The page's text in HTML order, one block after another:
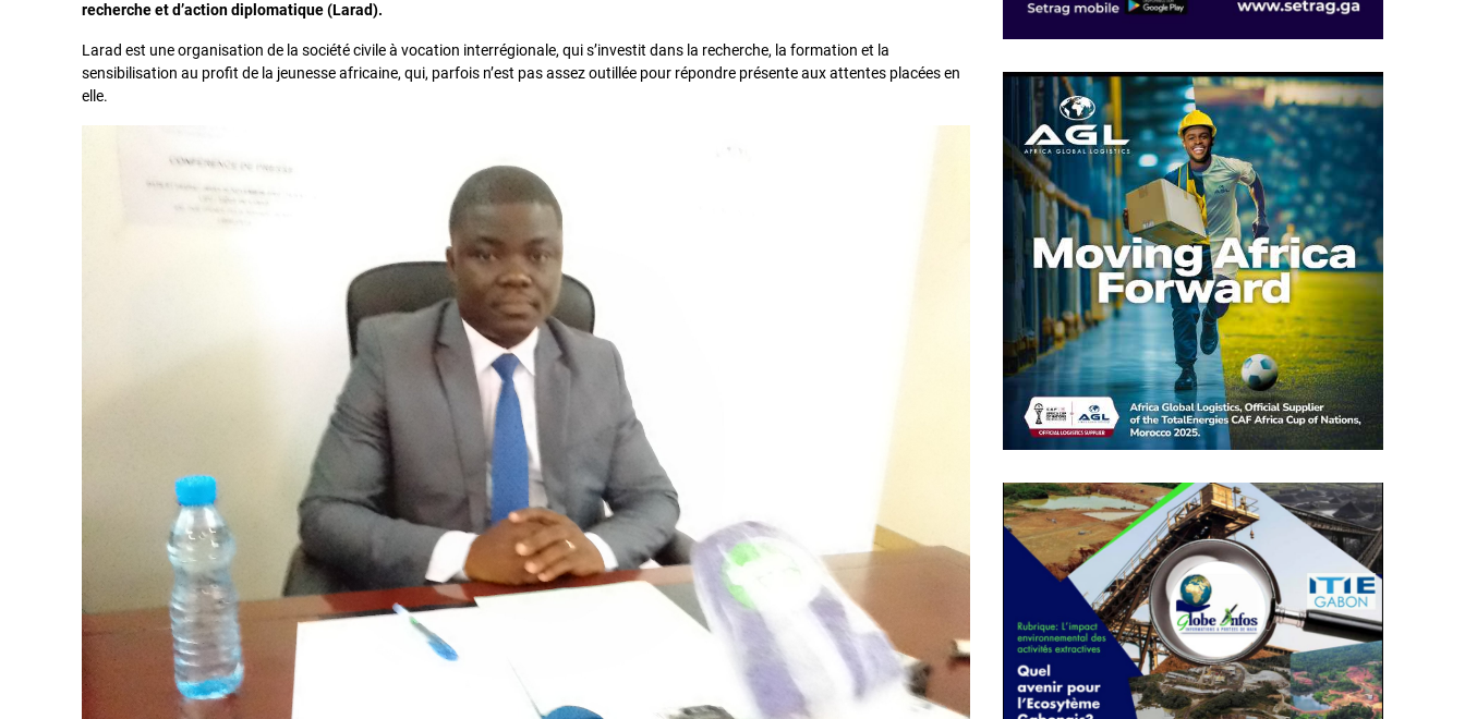
recherche et d’action diplomatique (Larad).
Larad est une organisation de la société civile à vocation interrégionale, qui s’investit dans la recherche, la formation et la
sensibilisation au profit de la jeunesse africaine, qui, parfois n’est pas assez outillée pour répondre présente aux attentes placées en
elle.